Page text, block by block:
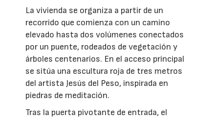
La vivienda se organiza a partir de un
recorrido que comienza con un camino
elevado hasta dos volúmenes conectados
por un puente, rodeados de vegetación y
árboles centenarios. En el acceso principal
se sitúa una escultura roja de tres metros
del artista Jesús del Peso, inspirada en
piedras de meditación.
Tras la puerta pivotante de entrada, el